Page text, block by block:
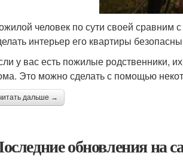
человек по сути своей
интерьер его квартиры
у вас есть пожилые родственники,
Это можно сделать с помощью
дальше →
обновления на